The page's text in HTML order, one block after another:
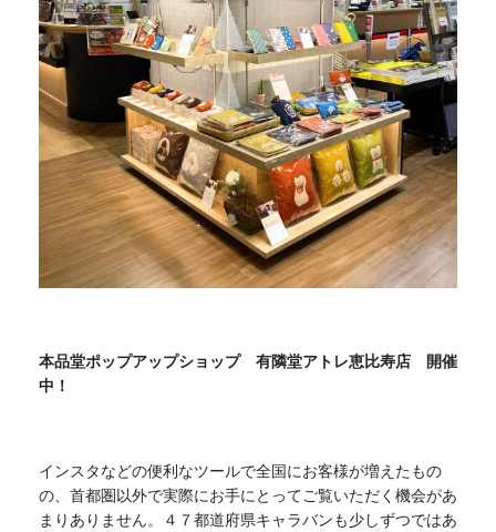
本品堂ポップアップショップ 有隣堂アトレ恵比寿店 開催
中！
インスタなどの便利なツールで全国にお客様が増えたもの
の、 首都圏以外で実際にお手にとってご覧いただく機会があ
まりありません。４７都道府県キャラバンも少しずつではあ